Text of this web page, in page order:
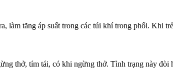
làm tăng áp suất trong các túi khí trong phổi. Khi
thở, tím tái, có khi ngừng thở. Tình trạng này